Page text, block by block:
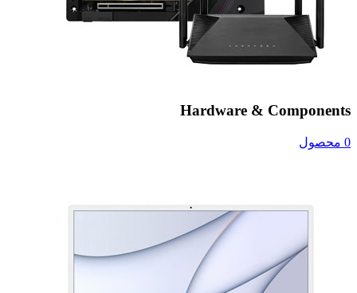
Hardware & Components
0 محصول